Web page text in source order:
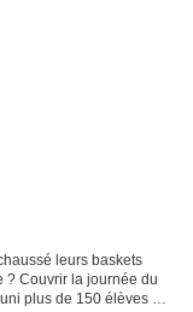
leurs baskets
? Couvrir la journée du
plus de 150 élèves de